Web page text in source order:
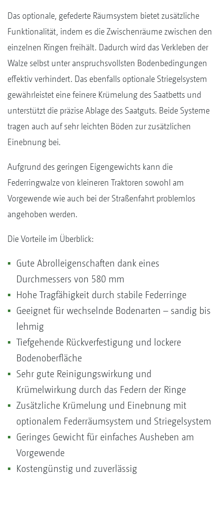
Das optionale, gefederte Räumsystem bietet zusätzliche
Funktionalität, indem es die Zwischenräume zwischen den
einzelnen Ringen freihält. Dadurch wird das Verkleben der
Walze selbst unter anspruchsvollsten Bodenbedingungen
effektiv verhindert. Das ebenfalls optionale Striegelsystem
gewährleistet eine feinere Krümelung des Saatbetts und
unterstützt die präzise Ablage des Saatguts. Beide Systeme
tragen auch auf sehr leichten Böden zur zusätzlichen
Einebnung bei.
Aufgrund des geringen Eigengewichts kann die
Federringwalze von kleineren Traktoren sowohl am
Vorgewende wie auch bei der Straßenfahrt problemlos
angehoben werden.
Die Vorteile im Überblick:
Gute Abrolleigenschaften dank eines
Durchmessers von 580 mm
Hohe Tragfähigkeit durch stabile Federringe
Geeignet für wechselnde Bodenarten – sandig bis
lehmig
Tiefgehende Rückverfestigung und lockere
Bodenoberfläche
Sehr gute Reinigungswirkung und
Krümelwirkung durch das Federn der Ringe
Zusätzliche Krümelung und Einebnung mit
optionalem Federräumsystem und Striegelsystem
Geringes Gewicht für einfaches Ausheben am
Vorgewende
Kostengünstig und zuverlässig